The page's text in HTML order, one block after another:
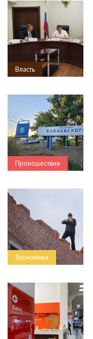
Власть
Происшествия
Экономика